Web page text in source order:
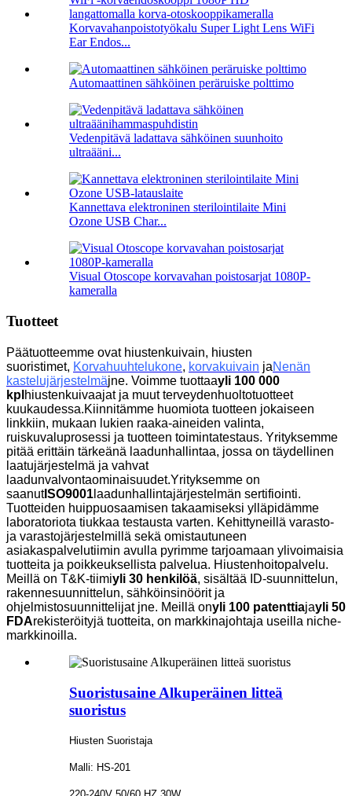
Korvavahanpoistotyökalu Super Light Lens WiFi
Ear Endos...
Automaattinen sähköinen peräruiske polttimo
Vedenpitävä ladattava sähköinen suunhoito
ultraääni...
Kannettava elektroninen sterilointilaite Mini
Ozone USB Char...
Visual Otoscope korvavahan poistosarjat 1080P-
kameralla
Tuotteet
Päätuotteemme ovat hiustenkuivain, hiusten
suoristimet, Korvahuuhtelukone, korvakuivain jaNenän
kastelujärjestelmäjne. Voimme tuottaayli 100 000
kpl hiustenkuivaajat ja muut terveydenhuoltotuotteet
kuukaudessa.Kiinnitämme huomiota tuotteen jokaiseen
linkkiin, mukaan lukien raaka-aineiden valinta,
ruiskuvaluprosessi ja tuotteen toimintatestaus. Yrityksemme
pitää erittäin tärkeänä laadunhallintaa, jossa on täydellinen
laatujärjestelmä ja vahvat
laadunvalvontaominaisuudet.Yrityksemme on
saanutISO9001 laadunhallintajärjestelmän sertifiointi.
Tuotteiden huippuosaamisen takaamiseksi ylläpidämme
laboratoriota tiukkaa testausta varten. Kehittyneillä varasto-
ja varastojärjestelmillä sekä omistautuneen
asiakaspalvelutiimin avulla pyrimme tarjoamaan ylivoimaisia
​​tuotteita ja poikkeuksellista palvelua. Hiustenhoitopalvelu.
Meillä on T&K-tiimiyli 30 henkilöä, sisältää ID-suunnittelun,
rakennesuunnittelun, sähköinsinöörit ja
ohjelmistosuunnittelijat jne. Meillä onyli 100 patenttiajayli 50
FDArekisteröityjä tuotteita, on markkinajohtaja useilla niche-
markkinoilla.
Suoristusaine Alkuperäinen litteä
suoristus
Hiusten Suoristaja
Malli: HS-201